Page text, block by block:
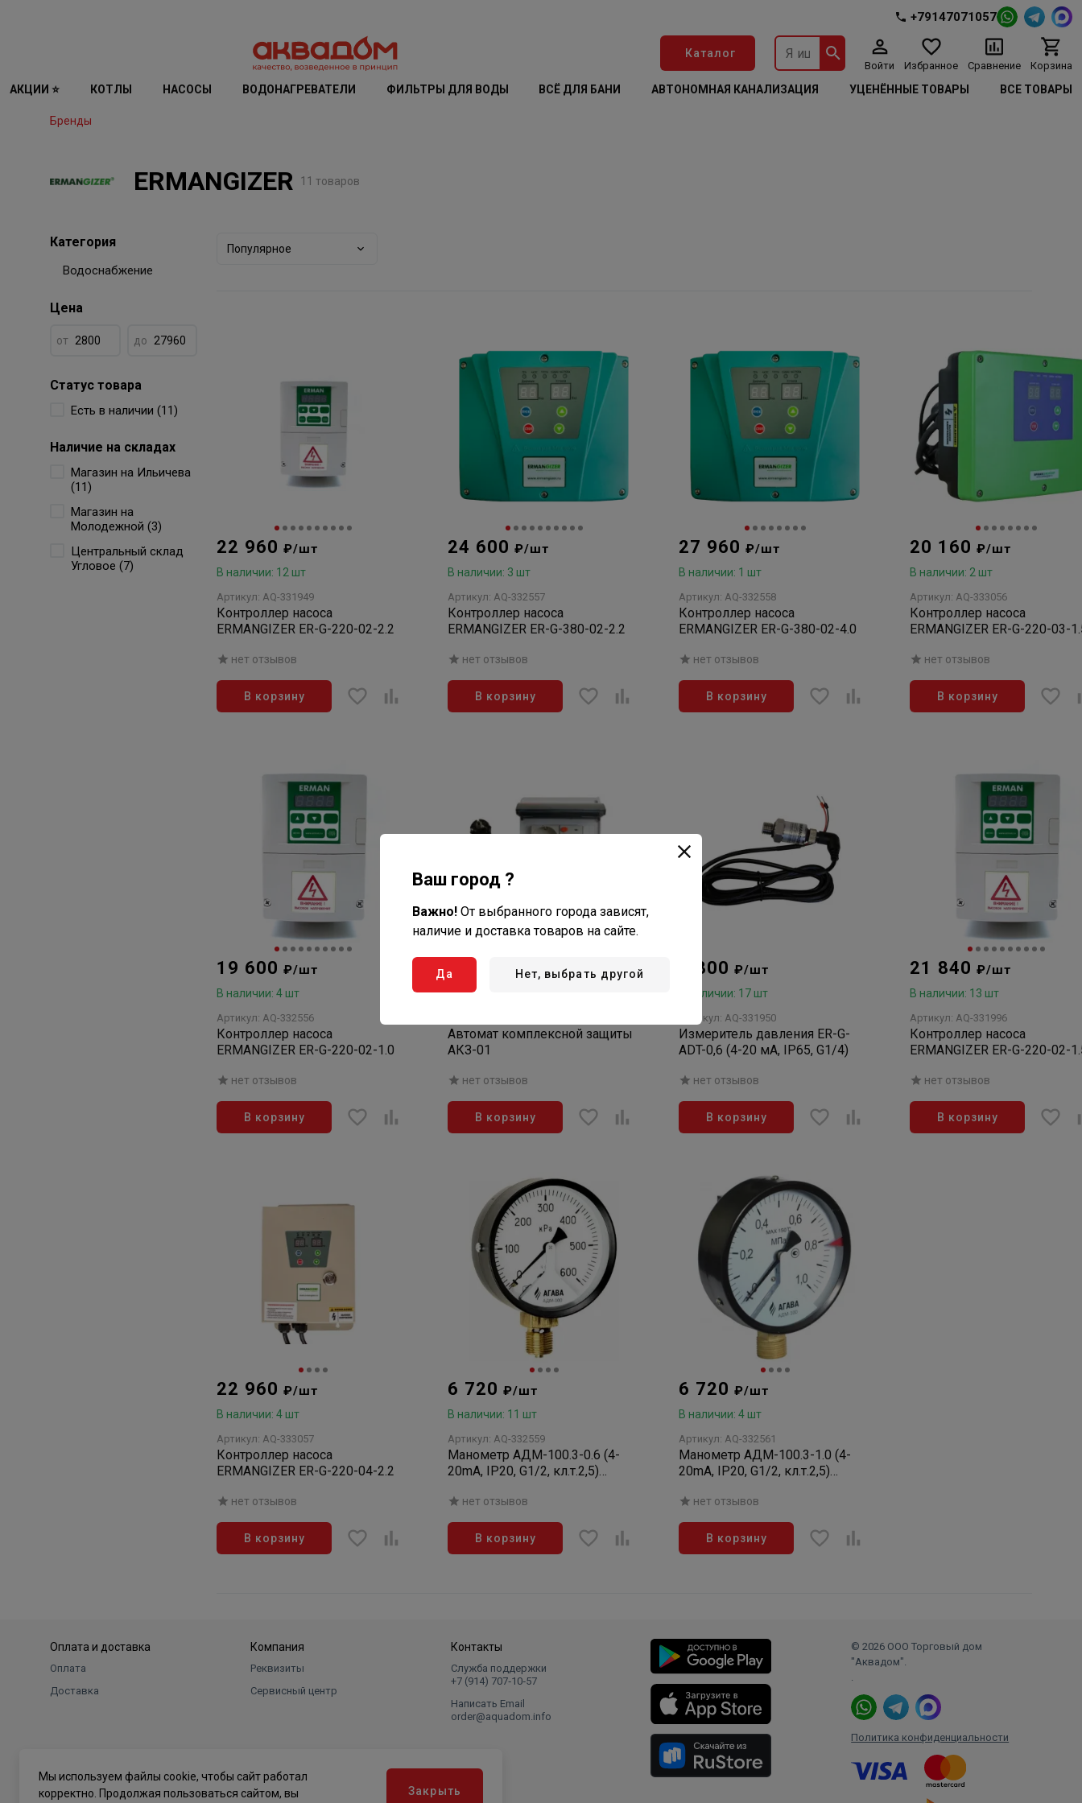
+79147071057
Каталог
Войти Избранное Сравнение Корзина
АКЦИИ ⭐ КОТЛЫ НАСОСЫ ВОДОНАГРЕВАТЕЛИ ФИЛЬТРЫ ДЛЯ ВОДЫ ВСЁ ДЛЯ БАНИ АВТОНОМНАЯ КАНАЛИЗАЦИЯ УЦЕНЁННЫЕ ТОВАРЫ ВСЕ ТОВАРЫ
Бренды
ERMANGIZER 11 товаров
Категория
Водоснабжение
Цена
от до
Статус товара
Есть в наличии (11)
Наличие на складах
Магазин на Ильичева
(11)
Магазин на
Молодежной (3)
Центральный склад
Угловое (7)
Популярное
22 960₽/шт
В наличии: 12 шт
Артикул: AQ-331949
Контроллер насоса
ERMANGIZER ER-G-220-02-2.2
нет отзывов
В корзину
24 600₽/шт
В наличии: 3 шт
Артикул: AQ-332557
Контроллер насоса
ERMANGIZER ER-G-380-02-2.2
нет отзывов
В корзину
27 960₽/шт
В наличии: 1 шт
Артикул: AQ-332558
Контроллер насоса
ERMANGIZER ER-G-380-02-4.0
нет отзывов
В корзину
20 160₽/шт
В наличии: 2 шт
Артикул: AQ-333056
Контроллер насоса
ERMANGIZER ER-G-220-03-
нет отзывов
В корзину
19 600₽/шт
В наличии: 4 шт
Артикул: AQ-332556
Контроллер насоса
ERMANGIZER ER-G-220-02-1.0
нет отзывов
В корзину
5 040 ₽/шт
В наличии: 3 шт
Автомат комплексной защиты
АКЗ-01
нет отзывов
В корзину
2 800 ₽/шт
В наличии: 17 шт
Артикул: AQ-331950
Измеритель давления ER-G-
ADT-0,6 (4-20 мА, IP65, G1/4)
нет отзывов
В корзину
21 840₽/шт
В наличии: 13 шт
Артикул: AQ-331996
Контроллер насоса
ERMANGIZER ER-G-220-02-
нет отзывов
В корзину
22 960₽/шт
В наличии: 4 шт
Артикул: AQ-333057
Контроллер насоса
ERMANGIZER ER-G-220-04-2.2
нет отзывов
В корзину
6 720 ₽/шт
В наличии: 11 шт
Артикул: AQ-332559
Манометр АДМ-100.3-0.6 (4-
20mA, IP20, G1/2, кл.т.2,5)
давления
нет отзывов
В корзину
6 720 ₽/шт
В наличии: 4 шт
Артикул: AQ-332561
Манометр АДМ-100.3-1.0 (4-
20mA, IP20, G1/2, кл.т.2,5)
давления
нет отзывов
В корзину
Оплата и доставка
Оплата
Доставка
Компания
Реквизиты
Сервисный центр
Контакты
Служба поддержки
+7 (914) 707‑10‑57
Написать Email
order@aquadom.info
© 2026 ООО Торговый дом
"Аквадом".
.
Политика конфиденциальности
Ваш город ?
Важно! От выбранного города зависят,
наличие и доставка товаров на сайте.
Да Нет, выбрать другой
Мы используем файлы cookie, чтобы сайт работал
корректно. Продолжая пользоваться сайтом, вы
Закрыть